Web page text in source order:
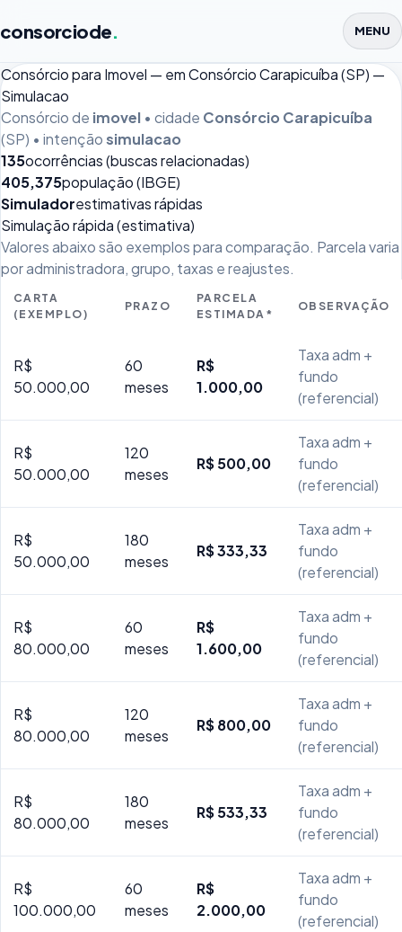
consorciode. MENU
Consórcio para Imovel — em Consórcio Carapicuíba (SP) —
Simulacao
Consórcio de imovel • cidade Consórcio Carapicuíba
(SP) • intençãosimulacao
135ocorrências (buscas relacionadas)
405,375população (IBGE)
Simuladorestimativas rápidas
Simulação rápida (estimativa)
Valores abaixo são exemplos para comparação. Parcela varia
por administradora, grupo, taxas e reajustes.
CARTA
(EXEMPLO)
PRAZO
PARCELA
ESTIMADA*
OBSERVAÇÃO
R$
50.000,00
60
meses
R$
1.000,00
Taxa adm +
fundo
(referencial)
R$
50.000,00
120
meses
R$ 500,00
Taxa adm +
fundo
(referencial)
R$
50.000,00
180
meses
R$ 333,33
Taxa adm +
fundo
(referencial)
R$
80.000,00
60
meses
R$
1.600,00
Taxa adm +
fundo
(referencial)
R$
80.000,00
120
meses
R$ 800,00
Taxa adm +
fundo
(referencial)
R$
80.000,00
180
meses
R$ 533,33
Taxa adm +
fundo
(referencial)
R$
100.000,00
60
meses
R$
2.000,00
Taxa adm +
fundo
(referencial)